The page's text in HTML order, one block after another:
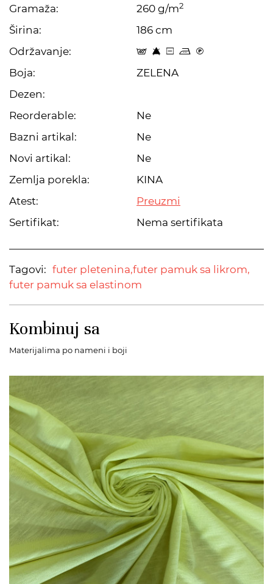
Gramaža:
260 g/m2
Širina:
186 cm
Održavanje:
t 8 a p C
Boja:
ZELENA
Dezen:
Reorderable:
Ne
Bazni artikal:
Ne
Novi artikal:
Ne
Zemlja porekla:
KINA
Atest:
Preuzmi
Sertifikat:
Nema sertifikata
Tagovi: futer pletenina,futer pamuk sa likrom,
futer pamuk sa elastinom
Kombinuj sa
Materijalima po nameni i boji